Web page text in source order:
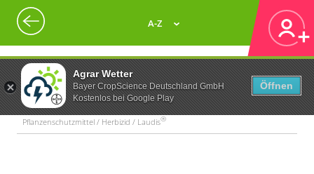
Agrar Wetter
Bayer CropScience Deutschland GmbH
Kostenlos bei Google Play
Öffnen
A-Z
Pflanzenschutzmittel / Herbizid / Laudis®